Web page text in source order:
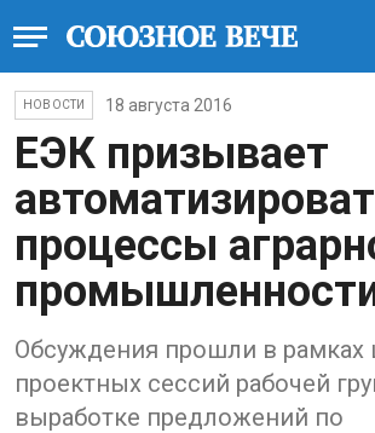
НОВОСТИ 18 августа 2016
ЕЭК призывает
процессы
Обсуждения прошли в рамках
проектных сессий рабочей
выработке предложений по